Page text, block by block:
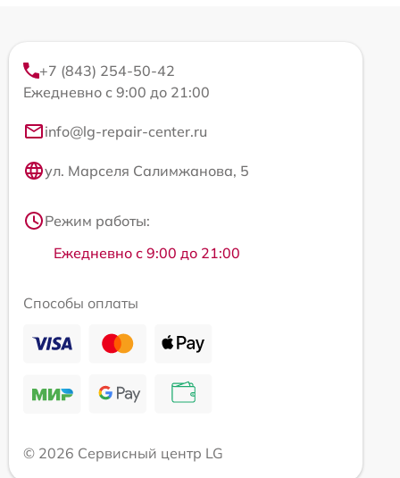
+7 (843) 254-50-42
Ежедневно с 9:00 до 21:00
info@lg-repair-center.ru
ул. Марселя Салимжанова, 5
Режим работы:
Ежедневно с 9:00 до 21:00
Способы оплаты
© 2026 Сервисный центр LG